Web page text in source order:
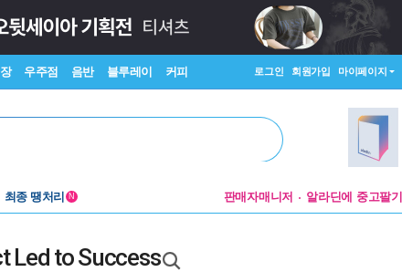
우주점 음반 블루레이 커피 로그인 회원가입 마이페이지
최종 땡처리 N 판매자매니저 알라딘에 중고팔기
Led to Success